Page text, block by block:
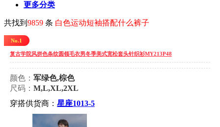
更多分类
共找到 9859 条 白色运动短袖搭配什么裤子
No.1
复古学院风拼色条纹圆领毛衣男冬季美式宽松套头针织衫MY213P48
颜色： 军绿色,棕色
尺码： M,L,XL,2XL
穿搭供货商： 星座1013-5